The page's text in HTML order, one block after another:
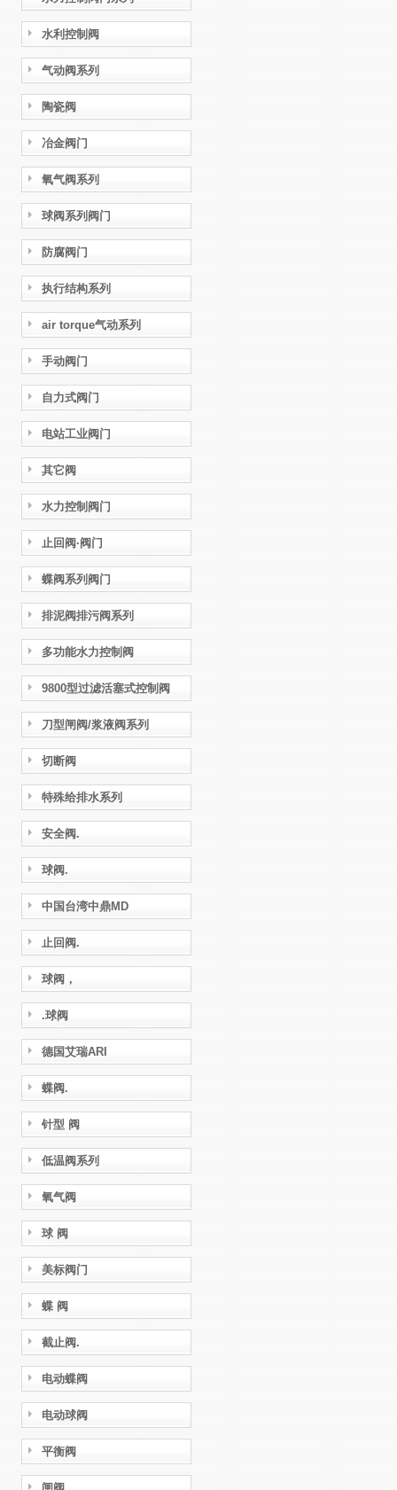
水利控制阀
气动阀系列
陶瓷阀
冶金阀门
氧气阀系列
球阀系列阀门
防腐阀门
执行结构系列
air torque气动系列
手动阀门
自力式阀门
电站工业阀门
其它阀
水力控制阀门
止回阀·阀门
蝶阀系列阀门
排泥阀排污阀系列
多功能水力控制阀
9800型过滤活塞式控制阀
刀型闸阀/浆液阀系列
切断阀
特殊给排水系列
安全阀.
球阀.
中国台湾中鼎MD
止回阀.
球阀，
.球阀
德国艾瑞ARI
蝶阀.
针型 阀
低温阀系列
氧气阀
球 阀
美标阀门
蝶 阀
截止阀.
电动蝶阀
电动球阀
平衡阀